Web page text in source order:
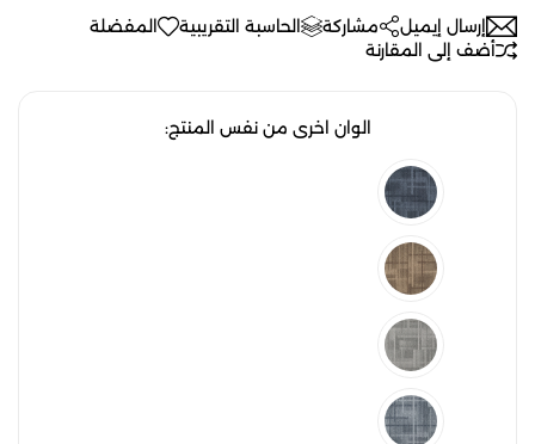
إرسال إيميل مشاركة الحاسبة التقريبية
المفضلة
أضف إلى المقارنة
الوان اخرى من نفس المنتج: